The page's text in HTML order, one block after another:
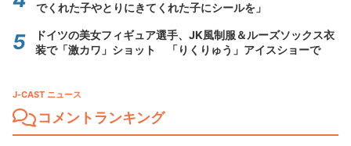
でくれた子やとりにきてくれた子にシールを」
ドイツの美女フィギュア選手、JK風制服＆ルーズソックス衣
装で「激カワ」ショット 「りくりゅう」アイスショーで
J-CAST ニュース
コメントランキング